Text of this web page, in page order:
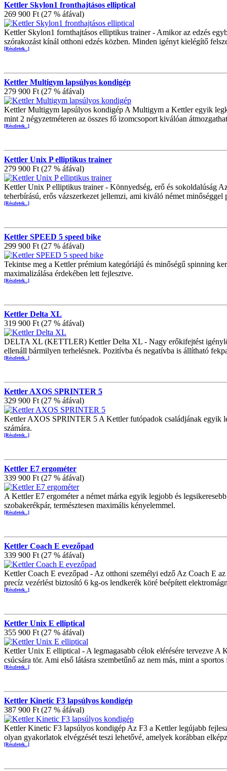
Kettler Skylon1 fronthajtásos elliptical
269 900 Ft (27 % áfával)
Kettler Skylon1 fornthajtásos elliptikus trainer - Amikor az edzés
szórakozást kínál otthoni edzés közben. Minden igényt kielégítő
[Részletek...]
Kettler Multigym lapsúlyos kondigép
279 900 Ft (27 % áfával)
Kettler Multigym lapsúlyos kondigép A Multigym a Kettler egyik
mint 2 négyzetméteren az összes fő izomcsoport kiválóan
[Részletek...]
Kettler Unix P elliptikus trainer
279 900 Ft (27 % áfával)
Kettler Unix P elliptikus trainer - Könnyedség, erő és sokoldalúság
teherbírású, erős vázszerkezet jellemzi, ami kiváló német
[Részletek...]
Kettler SPEED 5 speed bike
299 900 Ft (27 % áfával)
Tekintse meg a Kettler prémium kategóriájú és minőségű spinning
maximalizálása érdekében lett fejlesztve.
[Részletek...]
Kettler Delta XL
319 900 Ft (27 % áfával)
DELTA XL (KETTLER) Kettler Delta XL - Nagy erőkifejtést igénylő
ellenáll bármilyen terhelésnek. Pozitívba és negatívba is állítható
[Részletek...]
Kettler AXOS SPRINTER 5
329 900 Ft (27 % áfával)
Kettler AXOS SPRINTER 5 A Kettler futópadok családjának egyik
számára.
[Részletek...]
Kettler E7 ergométer
339 900 Ft (27 % áfával)
A Kettler E7 ergométer a német márka egyik legjobb és
szobakerékpár, természtesen maximális kényelemmel.
[Részletek...]
Kettler Coach E evezőpad
339 900 Ft (27 % áfával)
Kettler Coach E evezőpad - Az otthoni személyi edző Az Coach E
precíz vezérlést biztosító 6 kg-os lendkerék köré beépített
[Részletek...]
Kettler Unix E elliptical
355 900 Ft (27 % áfával)
Kettler Unix E elliptical - A legmagasabb célok elérésére tervezve
csúcsára tör. Ami első látásra szembetűnő az nem más, mint a
[Részletek...]
Kettler Kinetic F3 lapsúlyos kondigép
387 900 Ft (27 % áfával)
Kettler Kinetic F3 lapsúlyos kondigép Az F3 a Kettler legújabb
olyan gyakorlatok elvégzését teszi lehetővé, amelyek korábban
[Részletek...]